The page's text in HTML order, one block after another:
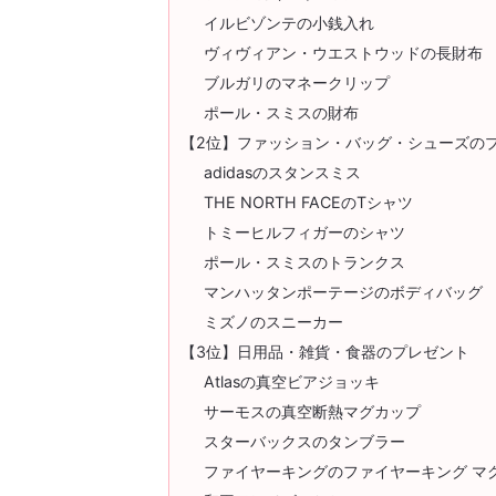
イルビゾンテの小銭入れ
ヴィヴィアン・ウエストウッドの長財布
ブルガリのマネークリップ
ポール・スミスの財布
【2位】ファッション・バッグ・シューズの
adidasのスタンスミス
THE NORTH FACEのTシャツ
トミーヒルフィガーのシャツ
ポール・スミスのトランクス
マンハッタンポーテージのボディバッグ
ミズノのスニーカー
【3位】日用品・雑貨・食器のプレゼント
Atlasの真空ビアジョッキ
サーモスの真空断熱マグカップ
スターバックスのタンブラー
ファイヤーキングのファイヤーキング マ